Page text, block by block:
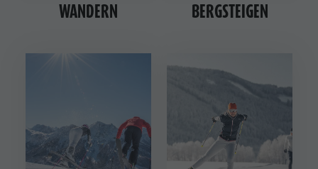
WANDERN BERGSTEIGEN